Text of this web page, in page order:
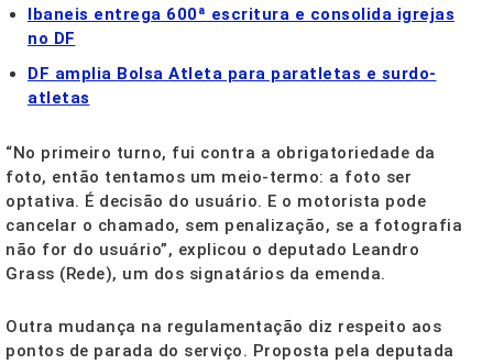
Ibaneis entrega 600ª escritura e consolida igrejas
no DF
DF amplia Bolsa Atleta para paratletas e surdo-
atletas
“No primeiro turno, fui contra a obrigatoriedade da
foto, então tentamos um meio-termo: a foto ser
optativa. É decisão do usuário. E o motorista pode
cancelar o chamado, sem penalização, se a fotografia
não for do usuário”, explicou o deputado Leandro
Grass (Rede), um dos signatários da emenda.
Outra mudança na regulamentação diz respeito aos
pontos de parada do serviço. Proposta pela deputada